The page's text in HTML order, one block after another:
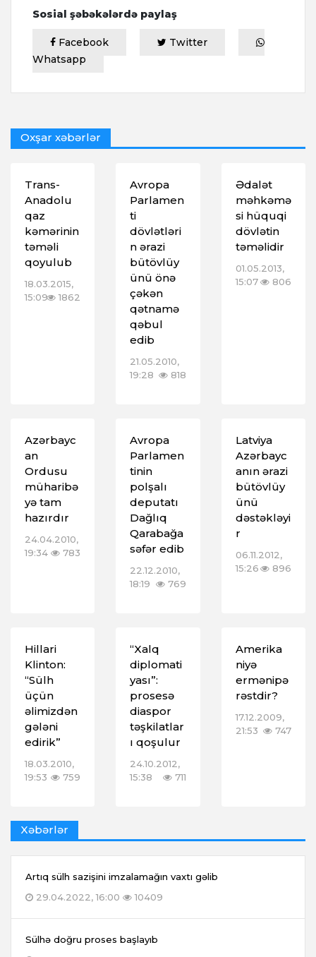
Sosial şəbəkələrdə paylaş
Facebook
Twitter
Whatsapp
Oxşar xəbərlər
Trans-
Anadolu
qaz
kəmərinin
təməli
qoyulub
18.03.2015,
15:09
1862
Avropa
Parlamen
ti
dövlətləri
n ərazi
bütövlüy
ünü önə
çəkən
qətnamə
qəbul
edib
21.05.2010,
19:28
818
Ədalət
məhkəmə
si hüquqi
dövlətin
təməlidir
01.05.2013,
15:07
806
Azərbayc
an
Ordusu
müharibə
yə tam
hazırdır
24.04.2010,
19:34
783
Avropa
Parlamen
tinin
polşalı
deputatı
Dağlıq
Qarabağa
səfər edib
22.12.2010,
18:19
769
Latviya
Azərbayc
anın ərazi
bütövlüy
ünü
dəstəkləyi
r
06.11.2012,
15:26
896
Hillari
Klinton:
“Sülh
üçün
əlimizdən
gələni
edirik”
18.03.2010,
19:53
759
“Xalq
diplomati
yası”:
prosesə
diaspor
təşkilatlar
ı qoşulur
24.10.2012,
15:38
711
Amerika
niyə
ermənipə
rəstdir?
17.12.2009,
21:53
747
Xəbərlər
Artıq sülh sazişini imzalamağın vaxtı gəlib
29.04.2022, 16:00
10409
Sülhə doğru proses başlayıb